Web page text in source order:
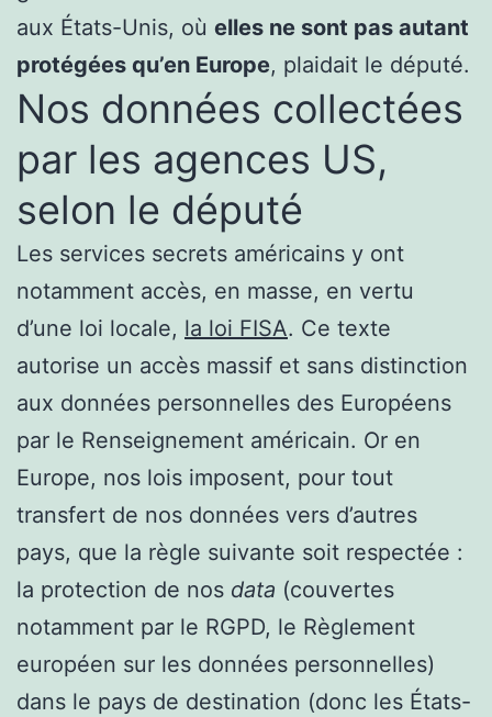
aux États-Unis, où elles ne sont pas autant
protégées qu’en Europe, plaidait le député.
Nos données collectées
par les agences US,
selon le député
Les services secrets américains y ont
notamment accès, en masse, en vertu
d’une loi locale, la loi FISA. Ce texte
autorise un accès massif et sans distinction
aux données personnelles des Européens
par le Renseignement américain. Or en
Europe, nos lois imposent, pour tout
transfert de nos données vers d’autres
pays, que la règle suivante soit respectée :
la protection de nos data (couvertes
notamment par le RGPD, le Règlement
européen sur les données personnelles)
dans le pays de destination (donc les États-